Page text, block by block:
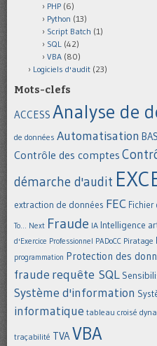
PHP (6)
Python (13)
Script Batch (1)
SQL (42)
VBA (80)
Logiciels d'audit (23)
Mots-clefs
ACCESS Analyse de
de données Automatisation
Contrôle des comptes
démarche d'audit
extraction de données FEC
To... Next Fraude IA Intelligence
d'Exercice Professionnel PADoCC Piratage
programmation Protection des
fraude requête SQL
Système d'information
informatique tableau croisé
traçabilité TVAVBA